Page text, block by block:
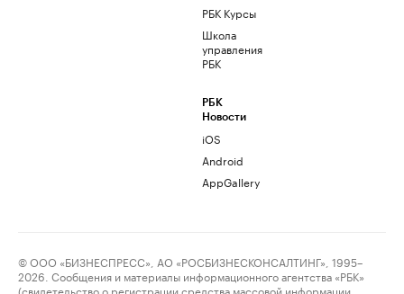
РБК Курсы
Школа
управления
РБК
РБК
Новости
iOS
Android
AppGallery
© ООО «БИЗНЕСПРЕСС», АО «РОСБИЗНЕСКОНСАЛТИНГ», 1995–
2026. Сообщения и материалы информационного агентства «РБК»
(свидетельство о регистрации средства массовой информации